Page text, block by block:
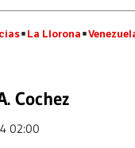
La Llorona
Cochez
02:00